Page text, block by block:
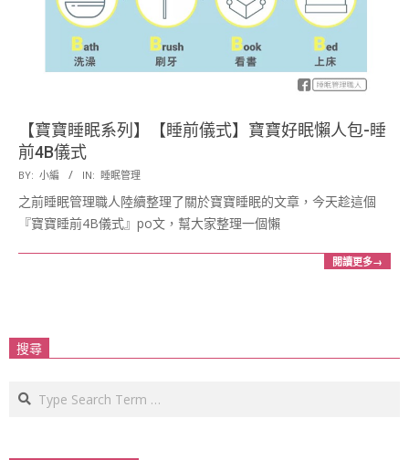
【寶寶睡眠系列】【睡前儀式】寶寶好眠懶人包-睡
前4B儀式
2016-
12-
16
BY: 小編 IN: 睡眠管理
之前睡眠管理職人陸續整理了關於寶寶睡眠的文章，今天趁這個
『寶寶睡前4B儀式』po文，幫大家整理一個懶
閱讀更多→
搜尋
Search